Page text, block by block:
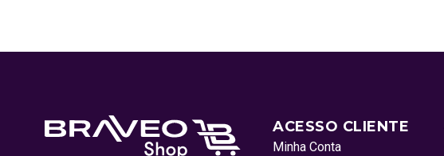
ACESSO CLIENTE
Minha Conta